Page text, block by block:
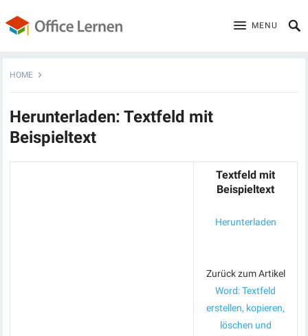
MENU
HOME
Herunterladen: Textfeld mit
Beispieltext
Textfeld mit
Beispieltext
Herunterladen
Zurück zum Artikel
Word: Textfeld
erstellen, kopieren,
löschen und